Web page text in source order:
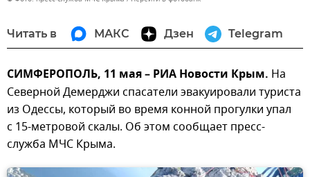
Читать в МАКС Дзен Telegram
СИМФЕРОПОЛЬ, 11 мая – РИА Новости Крым. На
Северной Демерджи спасатели эвакуировали туриста
из Одессы, который во время конной прогулки упал
с 15-метровой скалы. Об этом сообщает пресс-
служба МЧС Крыма.